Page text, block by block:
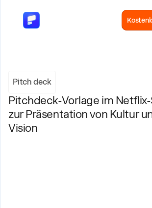
Pitch deck
Pitchdeck-Vorlage im
zur Präsentation von Kultur
Vision